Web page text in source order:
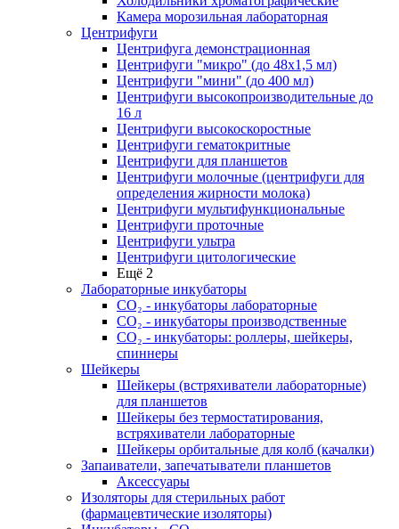
Камера морозильная лабораторная
Центрифуги
Центрифуга демонстрационная
Центрифуги "микро" (до 48x1,5 мл)
Центрифуги "мини" (до 400 мл)
Центрифуги высокопроизводительные до
16 л
Центрифуги высокоскоростные
Центрифуги гематокритные
Центрифуги для планшетов
Центрифуги молочные (центрифуги для
определения жирности молока)
Центрифуги мультифункциональные
Центрифуги проточные
Центрифуги ультра
Центрифуги цитологические
Ещё 2
Лабораторные инкубаторы
СО₂ - инкубаторы лабораторные
СО₂ - инкубаторы производственные
СО₂ - инкубаторы: роллеры, шейкеры,
спиннеры
Шейкеры
Шейкеры (встряхиватели лабораторные)
для планшетов
Шейкеры без термостатирования,
встряхиватели лабораторные
Шейкеры орбитальные для колб (качалки)
Запаиватели, запечатыватели планшетов
Аксессуары
Изоляторы для стерильных работ
(фармацевтические изоляторы)